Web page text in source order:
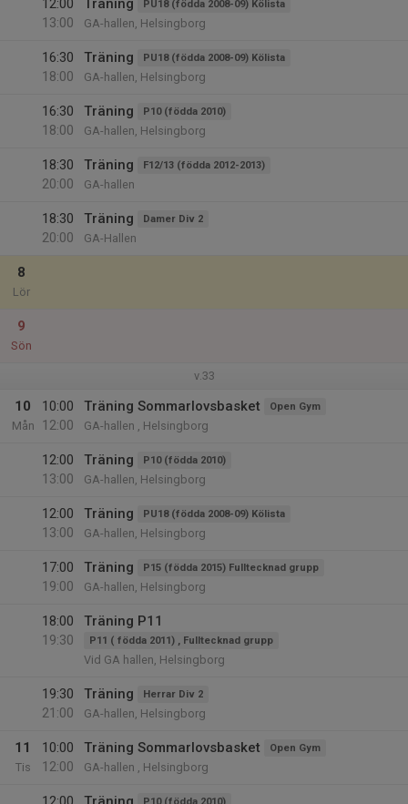
12:00
13:00
Träning PU18 (födda 2008-09) Kölista
GA-hallen, Helsingborg
16:30
18:00
Träning PU18 (födda 2008-09) Kölista
GA-hallen, Helsingborg
16:30
18:00
Träning P10 (födda 2010)
GA-hallen, Helsingborg
18:30
20:00
Träning F12/13 (födda 2012-2013)
GA-hallen
18:30
20:00
Träning Damer Div 2
GA-Hallen
8
Lör
9
Sön
v.33
10
Mån
10:00
12:00
Träning Sommarlovsbasket Open Gym
GA-hallen , Helsingborg
12:00
13:00
Träning P10 (födda 2010)
GA-hallen, Helsingborg
12:00
13:00
Träning PU18 (födda 2008-09) Kölista
GA-hallen, Helsingborg
17:00
19:00
Träning P15 (födda 2015) Fulltecknad grupp
GA-hallen, Helsingborg
18:00
19:30
Träning P11
P11 ( födda 2011) , Fulltecknad grupp
Vid GA hallen, Helsingborg
19:30
21:00
Träning Herrar Div 2
GA-hallen, Helsingborg
11
Tis
10:00
12:00
Träning Sommarlovsbasket Open Gym
GA-hallen , Helsingborg